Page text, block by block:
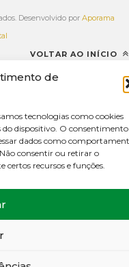
de
tecnologias como cookies
dispositivo. O consentimento
dados como
consentir ou retirar o
recursos e funções.
Desenvolvido por Aporama
VOLTAR AO INÍCIO